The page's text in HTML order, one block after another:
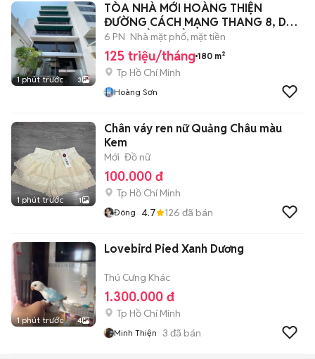
1 phút trước 3
TÒA NHÀ MỚI HOÀNG THIỆN
ĐƯỜNG CÁCH MẠNG THANG 8, DT
9X20, HẦM 6 LẦU
6 PN Nhà mặt phố, mặt tiền
125 triệu/tháng 180 m²
Tp Hồ Chí Minh
Hoàng Sơn
1 phút trước 1
Chân váy ren nữ Quảng Châu màu
Kem
Mới Đồ nữ
100.000 đ
Tp Hồ Chí Minh
Đông 4.7 126 đã bán
1 phút trước 4
Lovebird Pied Xanh Dương
Thú Cưng Khác
1.300.000 đ
Tp Hồ Chí Minh
Minh Thiện 3 đã bán